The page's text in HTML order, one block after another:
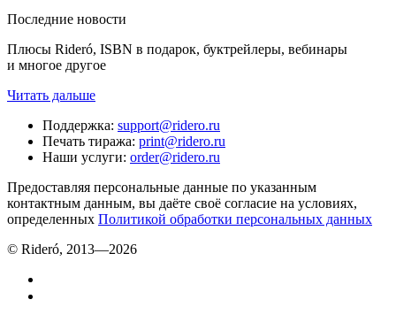
Последние новости
Плюсы Rideró, ISBN в подарок, буктрейлеры, вебинары
и многое другое
Читать дальше
Поддержка: support@ridero.ru
Печать тиража: print@ridero.ru
Наши услуги: order@ridero.ru
Предоставляя персональные данные по указанным
контактным данным, вы даёте своё согласие на условиях,
определенных Политикой обработки персональных данных
© Rideró, 2013—2026